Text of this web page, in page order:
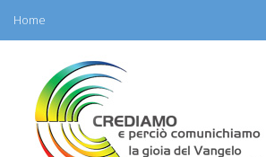
content
Home
Información
Programa
Participantes